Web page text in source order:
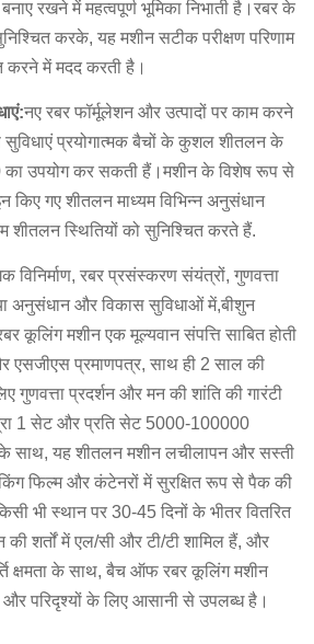
रखने में महत्वपूर्ण भूमिका निभाती है।रबर के
करके, यह मशीन सटीक परीक्षण परिणाम
करने में मदद करती है।
नए रबर फॉर्मूलेशन और उत्पादों पर काम करने
सुविधाएं प्रयोगात्मक बैचों के कुशल शीतलन के
का उपयोग कर सकती हैं।मशीन के विशेष रूप से
किए गए शीतलन माध्यम विभिन्न अनुसंधान
शीतलन स्थितियों को सुनिश्चित करते हैं.
विनिर्माण, रबर प्रसंस्करण संयंत्रों, गुणवत्ता
अनुसंधान और विकास सुविधाओं में,बीशुन
कूलिंग मशीन एक मूल्यवान संपत्ति साबित होती
प्रमाणपत्र, साथ ही 2 साल की
गुणवत्ता प्रदर्शन और मन की शांति की गारंटी
1 सेट और प्रति सेट 5000-100000
साथ, यह शीतलन मशीन लचीलापन और सस्ती
फिल्म और कंटेनरों में सुरक्षित रूप से पैक की
भी स्थान पर 30-45 दिनों के भीतर वितरित
शर्तों में एल/सी और टी/टी शामिल हैं, और
क्षमता के साथ, बैच ऑफ रबर कूलिंग मशीन
और परिदृश्यों के लिए आसानी से उपलब्ध है।